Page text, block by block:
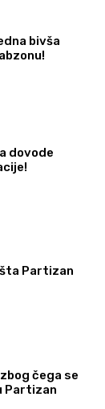
bivša
dovode
Partizan
zbog čega se
Partizan